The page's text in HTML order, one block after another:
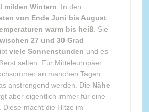
milden Wintern . In den
von Ende Juni bis August
warm bis heiß . Sie
27 und 30 Grad
viele Sonnenstunden und es
selten. Für Mitteleuropäer
an manchen Tagen
anstrengend werden. Die Nähe
aber eigentlich immer für eine
. Diese macht die Hitze im